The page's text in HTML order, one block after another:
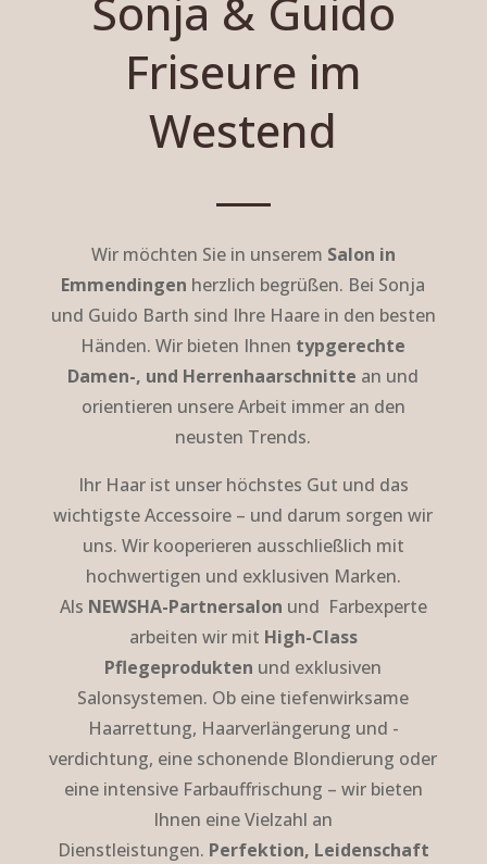
Sonja & Guido
Friseure im
Westend
Wir möchten Sie in unserem Salon in
Emmendingen herzlich begrüßen. Bei Sonja
und Guido Barth sind Ihre Haare in den besten
Händen. Wir bieten Ihnen typgerechte
Damen-, und Herrenhaarschnitte an und
orientieren unsere Arbeit immer an den
neusten Trends.
Ihr Haar ist unser höchstes Gut und das
wichtigste Accessoire – und darum sorgen wir
uns. Wir kooperieren ausschließlich mit
hochwertigen und exklusiven Marken.
Als NEWSHA-Partnersalon und Farbexperte
arbeiten wir mit High-Class
Pflegeprodukten und exklusiven
Salonsystemen. Ob eine tiefenwirksame
Haarrettung, Haarverlängerung und -
verdichtung, eine schonende Blondierung oder
eine intensive Farbauffrischung – wir bieten
Ihnen eine Vielzahl an
Dienstleistungen. Perfektion, Leidenschaft